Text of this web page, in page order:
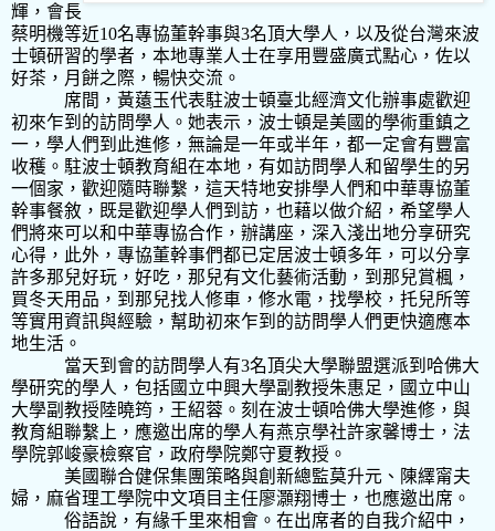
輝，會長
蔡明機等近10名專協董幹事與3名頂大學人，以及從台灣來波
士頓研習的學者，本地專業人士在享用豐盛廣式點心，佐以
好茶，月餅之際，暢快交流。
席間，黃薳玉代表駐波士頓臺北經濟文化辦事處歡迎
初來乍到的訪問學人。她表示，波士頓是美國的學術重鎮之
一，學人們到此進修，無論是一年或半年，都一定會有豐富
收穫。駐波士頓教育組在本地，有如訪問學人和留學生的另
一個家，歡迎隨時聯繫，這天特地安排學人們和中華專協董
幹事餐敘，既是歡迎學人們到訪，也藉以做介紹，希望學人
們將來可以和中華專協合作，辦講座，深入淺出地分享研究
心得，此外，專協董幹事們都已定居波士頓多年，可以分享
許多那兒好玩，好吃，那兒有文化藝術活動，到那兒賞楓，
買冬天用品，到那兒找人修車，修水電，找學校，托兒所等
等實用資訊與經驗，幫助初來乍到的訪問學人們更快適應本
地生活。
當天到會的訪問學人有3名頂尖大學聯盟選派到哈佛大
學研究的學人，包括國立中興大學副教授朱惠足，國立中山
大學副教授陸曉筠，王紹蓉。刻在波士頓哈佛大學進修，與
教育組聯繫上，應邀出席的學人有燕京學社許家馨博士，法
學院郭峻豪檢察官，政府學院鄭守夏教授。
美國聯合健保集團策略與創新總監莫升元、陳繹甯夫
婦，麻省理工學院中文項目主任廖灝翔博士，也應邀出席。
俗語說，有緣千里來相會。在出席者的自我介紹中，